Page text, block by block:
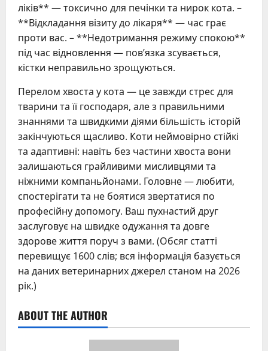
ліків** — токсично для печінки та нирок кота. –
**Відкладання візиту до лікаря** — час грає
проти вас. – **Недотримання режиму спокою**
під час відновлення — пов’язка зсувається,
кістки неправильно зрощуються.
Перелом хвоста у кота — це завжди стрес для
тварини та її господаря, але з правильними
знаннями та швидкими діями більшість історій
закінчуються щасливо. Коти неймовірно стійкі
та адаптивні: навіть без частини хвоста вони
залишаються грайливими мисливцями та
ніжними компаньйонами. Головне — любити,
спостерігати та не боятися звертатися по
професійну допомогу. Ваш пухнастий друг
заслуговує на швидке одужання та довге
здорове життя поруч з вами. (Обсяг статті
перевищує 1600 слів; вся інформація базується
на даних ветеринарних джерел станом на 2026
рік.)
ABOUT THE AUTHOR